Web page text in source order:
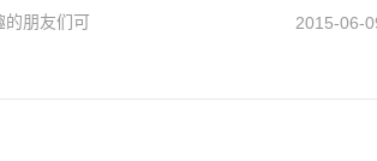
的朋友们可
2015-06-